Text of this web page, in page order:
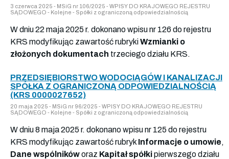
3 czerwca 2025 - MSiG nr 106/2025 - WPISY DO KRAJOWEGO REJESTRU
SĄDOWEGO - Kolejne - Spółki z ograniczoną odpowiedzialnością
W dniu 22 maja 2025 r. dokonano wpisu nr 126 do rejestru
KRS modyfikując zawartość rubrykiWzmianki o
złożonych dokumentach trzeciego działu KRS.
PRZEDSIĘBIORSTWO WODOCIĄGÓW I KANALIZACJI
SPÓŁKA Z OGRANICZONĄ ODPOWIEDZIALNOŚCIĄ
(KRS 0000027652)
20 maja 2025 - MSiG nr 96/2025 - WPISY DO KRAJOWEGO REJESTRU
SĄDOWEGO - Kolejne - Spółki z ograniczoną odpowiedzialnością
W dniu 8 maja 2025 r. dokonano wpisu nr 125 do rejestru
KRS modyfikując zawartość rubryk Informacje o umowie,
Dane wspólnikóworaz Kapitał spółkipierwszego działu